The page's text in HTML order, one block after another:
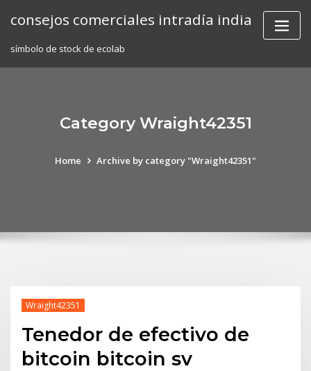
consejos comerciales intradía india
símbolo de stock de ecolab
Category Wraight42351
Home Archive by category "Wraight42351"
Wraight42351
Tenedor de efectivo de
bitcoin bitcoin sv